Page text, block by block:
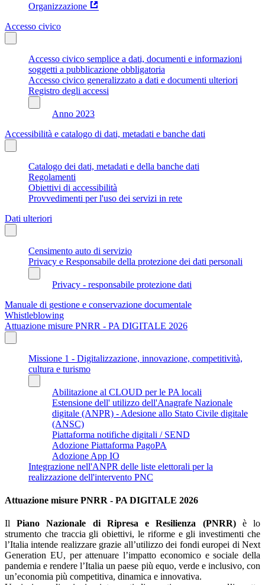
Organizzazione
Accesso civico
Accesso civico semplice a dati, documenti e informazioni
soggetti a pubblicazione obbligatoria
Accesso civico generalizzato a dati e documenti ulteriori
Registro degli accessi
Anno 2023
Accessibilità e catalogo di dati, metadati e banche dati
Catalogo dei dati, metadati e della banche dati
Regolamenti
Obiettivi di accessibilità
Provvedimenti per l'uso dei servizi in rete
Dati ulteriori
Censimento auto di servizio
Privacy e Responsabile della protezione dei dati personali
Privacy - responsabile protezione dati
Manuale di gestione e conservazione documentale
Whistleblowing
Attuazione misure PNRR - PA DIGITALE 2026
Missione 1 - Digitalizzazione, innovazione, competitività,
cultura e turismo
Abilitazione al CLOUD per le PA locali
Estensione dell' utilizzo dell'Anagrafe Nazionale
digitale (ANPR) - Adesione allo Stato Civile digitale
(ANSC)
Piattaforma notifiche digitali / SEND
Adozione Piattaforma PagoPA
Adozione App IO
Integrazione nell'ANPR delle liste elettorali per la
realizzazione dell'intervento PNC
Attuazione misure PNRR - PA DIGITALE 2026
IlPiano Nazionale di Ripresa e Resilienza (PNRR)è lo
strumento che traccia gli obiettivi, le riforme e gli investimenti che
l’Italia intende realizzare grazie all’utilizzo dei fondi europei di Next
Generation EU, per attenuare l’impatto economico e sociale della
pandemia e rendere l’Italia un paese più equo, verde e inclusivo, con
un’economia più competitiva, dinamica e innovativa.